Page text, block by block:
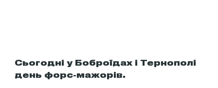
Сьогодні у Боброїдах і Тернополі
день форс-мажорів.